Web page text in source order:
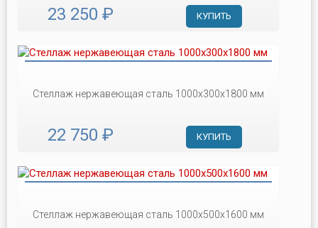
23 250 ₽ КУПИТЬ
Стеллаж нержавеющая сталь 1000х300х1800 мм
22 750 ₽ КУПИТЬ
Стеллаж нержавеющая сталь 1000х500х1600 мм